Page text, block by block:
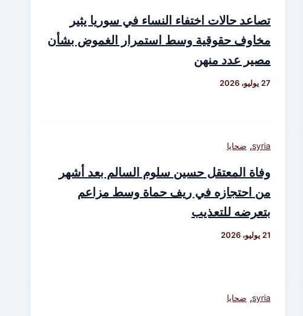
تصاعد حالات اختفاء النساء في سوريا يثير
مخاوف حقوقية وسط استمرار الغموض بشأن
مصير عدد منهن
27 يوليو، 2026
syria
, ضحايا
وفاة المعتقل حسين سلوم السالم بعد أشهر
من احتجازه في ريف حماة وسط مزاعم
بتعرضه للتعذيب
21 يوليو، 2026
syria
, ضحايا